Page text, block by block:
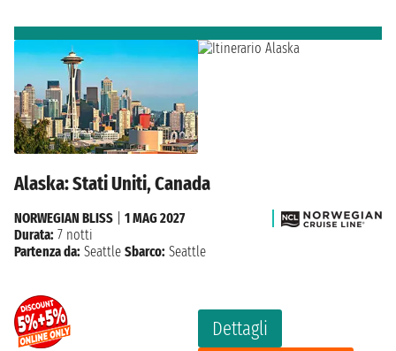
Alaska: Stati Uniti, Canada
Dettagli
NORWEGIAN BLISS
1 MAG 2027
Durata: 7 notti
Partenza da: Seattle Sbarco: Seattle